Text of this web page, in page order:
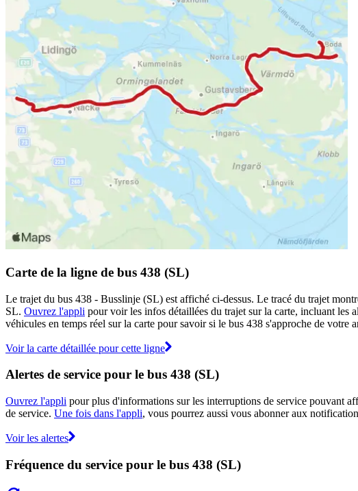
Carte de la ligne de bus 438 (SL)
Le trajet du bus 438 - Busslinje (SL) est affiché ci-dessus. Le tracé du trajet
SL. Ouvrez l'appli pour voir les infos détaillées du trajet sur la carte, incluant les
véhicules en temps réel sur la carte pour savoir si le bus 438 s'approche de votre
Voir la carte détaillée pour cette ligne
Alertes de service pour le bus 438 (SL)
Ouvrez l'appli pour plus d'informations sur les interruptions de service pouvant
de service. Une fois dans l'appli, vous pourrez aussi vous abonner aux
Voir les alertes
Fréquence du service pour le bus 438 (SL)